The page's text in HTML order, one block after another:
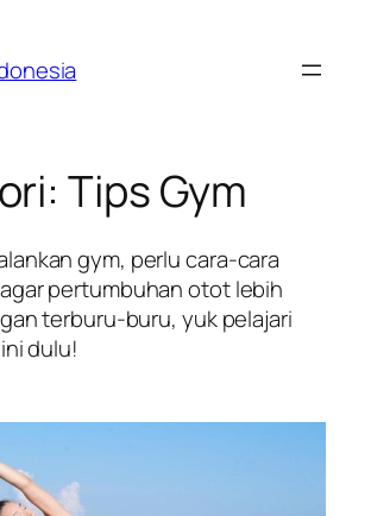
Tips Gym
gym, perlu cara-cara
pertumbuhan otot lebih
terburu-buru, yuk pelajari
dulu!